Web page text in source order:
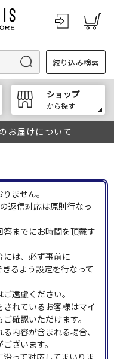
絞り込み検索
ショップ
から探す
お届けについて
ません。
返信対応は原則行なっ
までにお時間を頂戴す
は、必ず事前に
るよう設定を行なって
遠慮ください。
れているお客様はマイ
確認いただけます。
内容が含まれる場合、
ざいます。
って対応してまいりま